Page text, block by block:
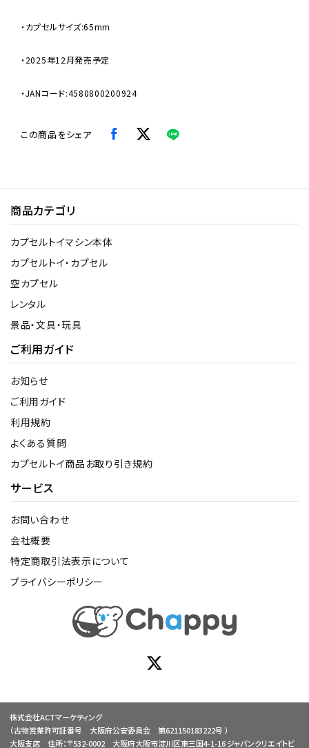
・カプセルサイズ:65mm
・2025年12月発売予定
・JANコード:4580800200924
この商品をシェア
商品カテゴリ
カプセルトイマシン本体
カプセルトイ・カプセル
空カプセル
レンタル
景品・文具・玩具
ご利用ガイド
お知らせ
ご利用ガイド
利用規約
よくある質問
カプセルトイ商品お取り引き規約
サービス
お問い合わせ
会社概要
特定商取引法表示について
プライバシーポリシー
株式会社ACTマーケティング
（古物営業許可証番号 大阪府公安委員会 第621150183222号 ）
大阪支店 住所：〒532-0002 大阪府大阪市淀川区東三国4-1-16 ジャパンクリエイトビ